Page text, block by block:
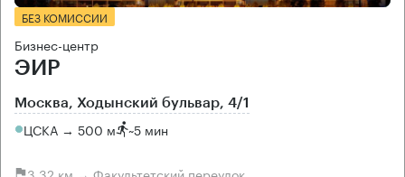
БЕЗ КОМИССИИ
Бизнес-центр
ЭИР
Москва, Ходынский бульвар, 4/1
ЦСКА → 500 м ~5 мин
3.32 км → Факультетский переулок